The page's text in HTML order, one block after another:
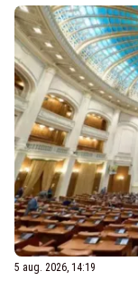
5 aug. 2026, 14:19